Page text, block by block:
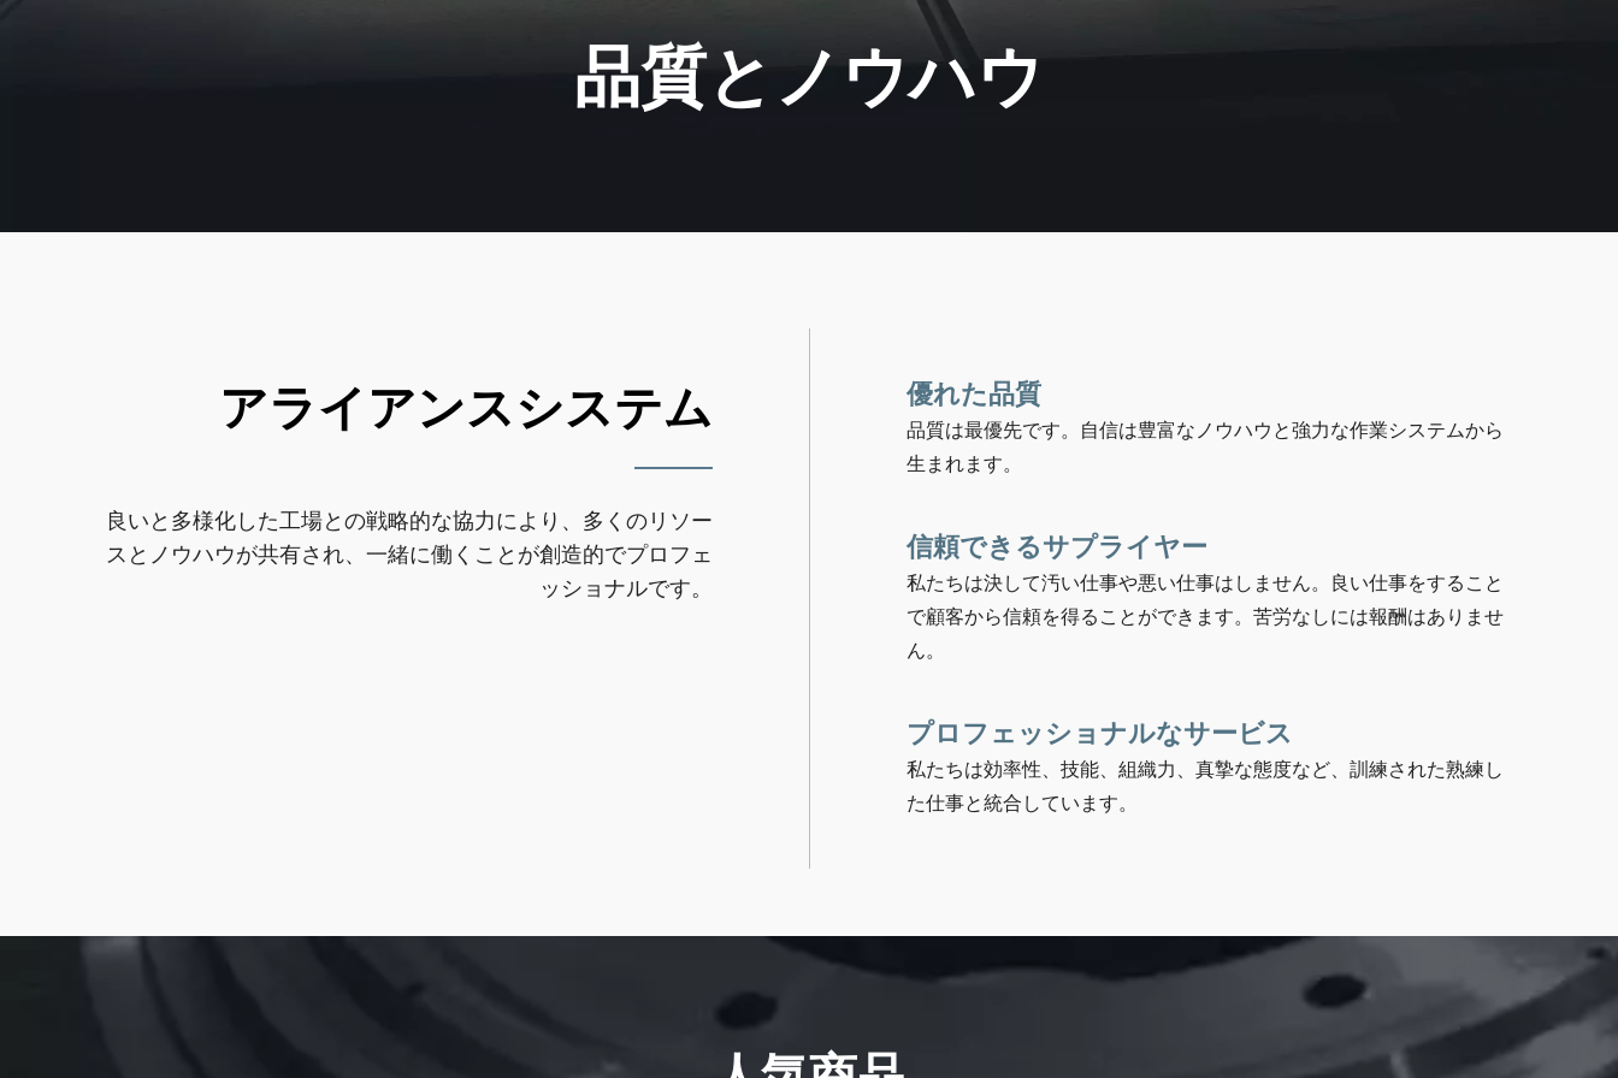
品質とノウハウ
アライアンスシステム
良いと多様化した工場との戦略的な協力により、多くのリソー
スとノウハウが共有され、一緒に働くことが創造的でプロフェ
ッショナルです。
優れた品質
品質は最優先です。自信は豊富なノウハウと強力な作業システムから
生まれます。
信頼できるサプライヤー
私たちは決して汚い仕事や悪い仕事はしません。良い仕事をすること
で顧客から信頼を得ることができます。苦労なしには報酬はありませ
ん。
プロフェッショナルなサービス
私たちは効率性、技能、組織力、真摯な態度など、訓練された熟練し
た仕事と統合しています。